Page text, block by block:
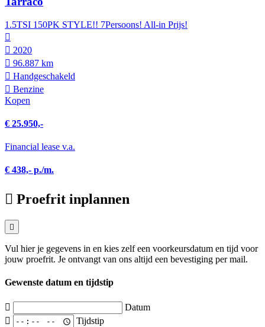
1.5TSI 150PK STYLE!! 7Persoons! All-in Prijs!
2020
96.887 km
Hand­geschakeld
Benzine
Kopen
€ 25.950,-
Financial lease v.a.
€ 438,- p./m.
Proefrit inplannen
Vul hier je gegevens in en kies zelf een voorkeursdatum en tijd voor
jouw proefrit. Je ontvangt van ons altijd een bevestiging per mail.
Gewenste datum en tijdstip
Datum
Tijdstip